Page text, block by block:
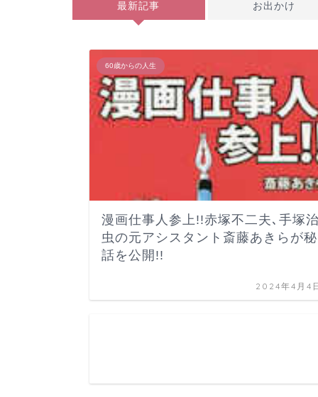
最新記事 お出かけ
60歳からの人生
漫画仕事人参上!!赤塚不二夫､手塚
虫の元アシスタント斎藤あきらが秘
話を公開!!
2024年4月4